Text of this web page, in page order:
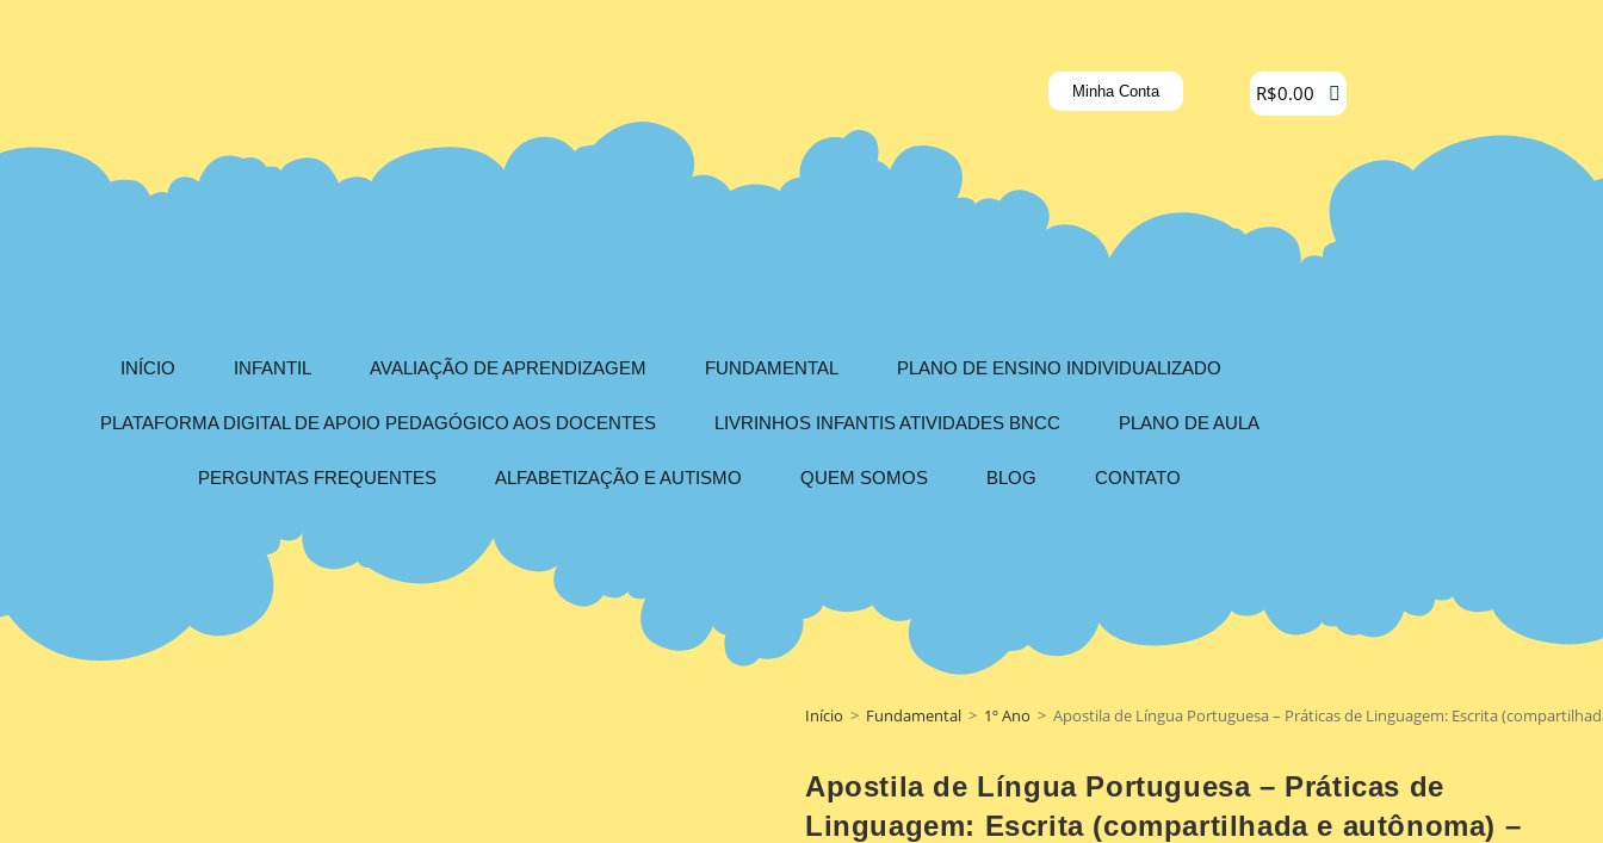
Minha Conta R$0.00
INÍCIO INFANTIL AVALIAÇÃO DE APRENDIZAGEM FUNDAMENTAL PLANO DE ENSINO INDIVIDUALIZADO
PLATAFORMA DIGITAL DE APOIO PEDAGÓGICO AOS DOCENTES LIVRINHOS INFANTIS ATIVIDADES BNCC PLANO DE AULA
PERGUNTAS FREQUENTES ALFABETIZAÇÃO E AUTISMO QUEM SOMOS BLOG CONTATO
Início > Fundamental > 1º Ano > Apostila de Língua Portuguesa – Práticas de Linguagem: Escrita
Apostila de Língua Portuguesa – Práticas de
Linguagem: Escrita (compartilhada e autônoma) –